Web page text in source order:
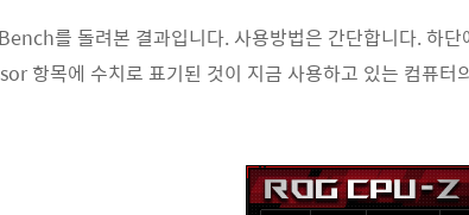
를 돌려본 결과입니다. 사용방법은 간단합니다. 하
항목에 수치로 표기된 것이 지금 사용하고 있는 컴퓨터